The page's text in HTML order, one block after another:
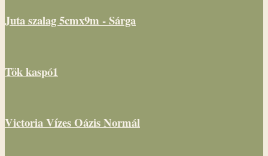
Juta szalag 5cmx9m - Sárga
Tök kaspó1
Victoria Vízes Oázis Normál